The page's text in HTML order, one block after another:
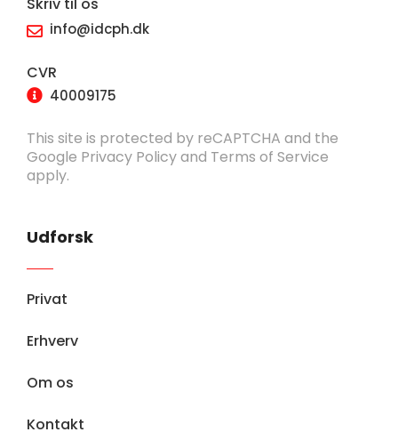
info@idcph.dk
CVR
40009175
This site is protected by reCAPTCHA and the
Google Privacy Policyand Terms of Service
apply.
Udforsk
Privat
Erhverv
Om os
Kontakt